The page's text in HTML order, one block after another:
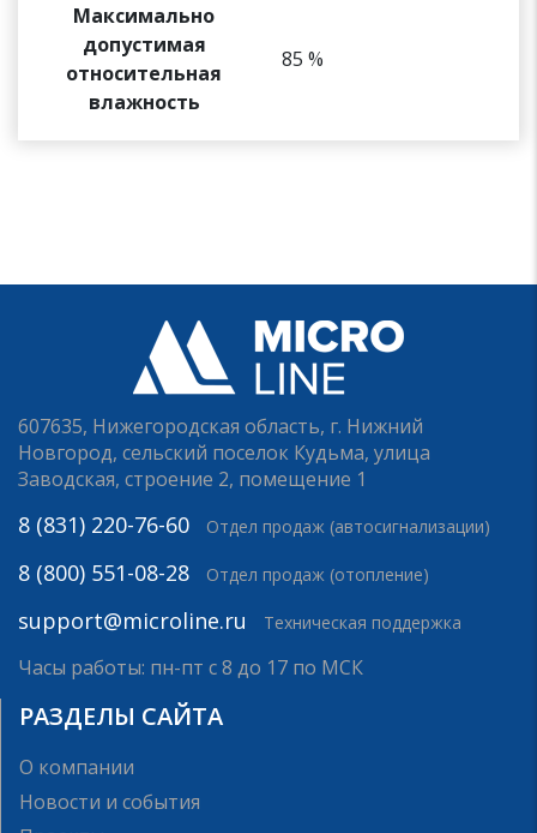
Максимально
допустимая
относительная
влажность
85 %
607635, Нижегородская область, г. Нижний
Новгород, сельский поселок Кудьма, улица
Заводская, строение 2, помещение 1
8 (831) 220-76-60 Отдел продаж (автосигнализации)
8 (800) 551-08-28 Отдел продаж (отопление)
support@microline.ru Техническая поддержка
Часы работы: пн-пт с 8 до 17 по МСК
РАЗДЕЛЫ САЙТА
О компании
Новости и события